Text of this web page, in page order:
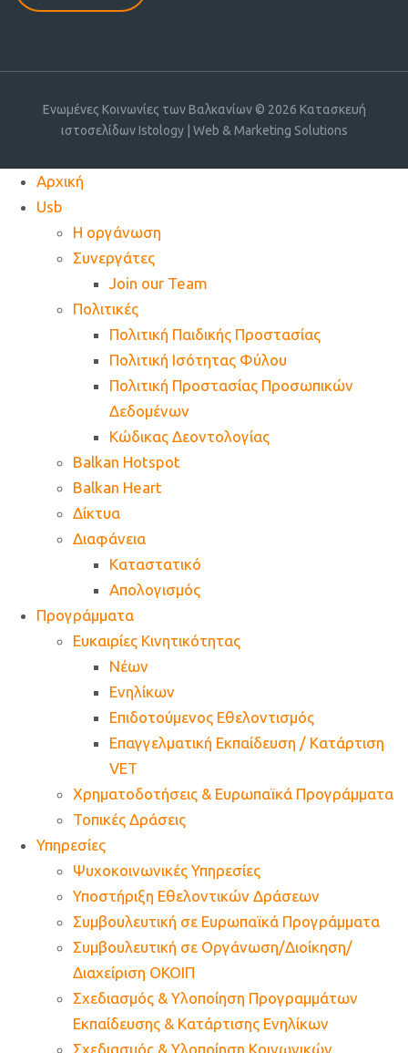
Ενωμένες Κοινωνίες των Βαλκανίων © 2026 Κατασκευή
ιστοσελίδων Istology | Web & Marketing Solutions
Αρχική
Usb
Η οργάνωση
Συνεργάτες
Join our Team
Πολιτικές
Πολιτική Παιδικής Προστασίας
Πολιτική Ισότητας Φύλου
Πολιτική Προστασίας Προσωπικών
Δεδομένων
Κώδικας Δεοντολογίας
Balkan Hotspot
Balkan Heart
Δίκτυα
Διαφάνεια
Καταστατικό
Απολογισμός
Προγράμματα
Ευκαιρίες Κινητικότητας
Νέων
Ενηλίκων
Επιδοτούμενος Εθελοντισμός
Επαγγελματική Εκπαίδευση / Κατάρτιση
VET
Χρηματοδοτήσεις & Ευρωπαϊκά Προγράμματα
Τοπικές Δράσεις
Υπηρεσίες
Ψυχοκοινωνικές Υπηρεσίες
Υποστήριξη Εθελοντικών Δράσεων
Συμβουλευτική σε Ευρωπαϊκά Προγράμματα
Συμβουλευτική σε Οργάνωση/Διοίκηση/
Διαχείριση ΟΚΟΙΠ
Σχεδιασμός & Υλοποίηση Προγραμμάτων
Εκπαίδευσης & Κατάρτισης Ενηλίκων
Σχεδιασμός & Υλοποίηση Κοινωνικών